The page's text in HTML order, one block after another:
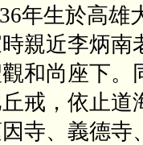
年生於高雄
親近李炳
和尚座下
戒，依止
寺、義德